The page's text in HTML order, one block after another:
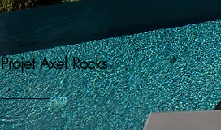
Projet Axel Rocks